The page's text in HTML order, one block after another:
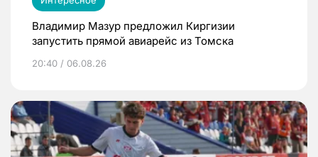
Владимир Мазур предложил Киргизии
запустить прямой авиарейс из Томска
20:40 / 06.08.26